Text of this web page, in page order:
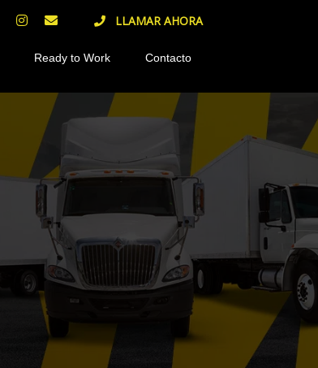
LLAMAR AHORA
Ready to Work Contacto